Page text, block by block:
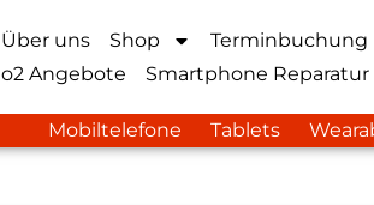
Über uns Shop
Terminbuchung
o2 Angebote
Smartphone Reparatur
Mobiltelefone Tablets